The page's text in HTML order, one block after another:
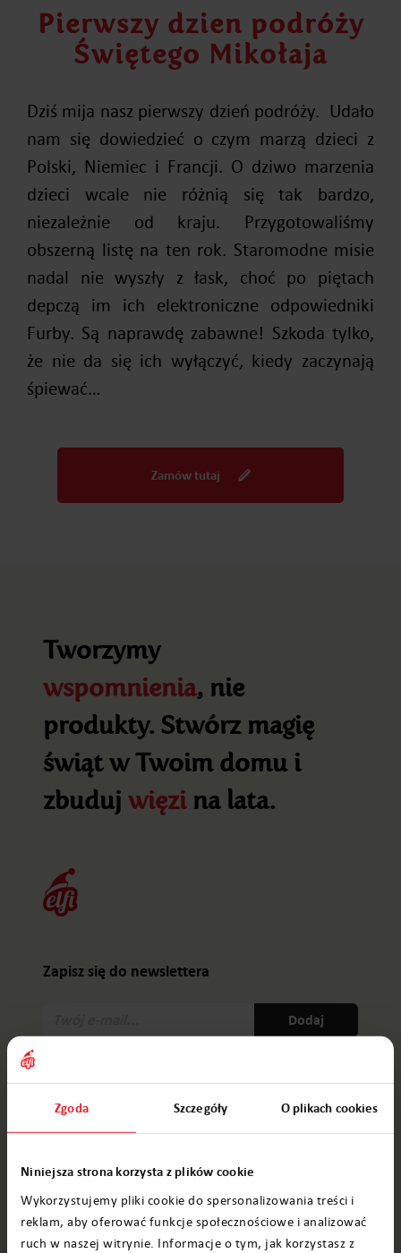
Zgoda Szczegóły O plikach cookies
Niniejsza strona korzysta z plików cookie
Wykorzystujemy pliki cookie do spersonalizowania treści i
reklam, aby oferować funkcje społecznościowe i analizować
ruch w naszej witrynie. Informacje o tym, jak korzystasz z
Pierwszy dzien podróży
Świętego Mikołaja
Dziś mija nasz pierwszy dzień podróży. Udało
nam się dowiedzieć o czym marzą dzieci z
Polski, Niemiec i Francji. O dziwo marzenia
dzieci wcale nie różnią się tak bardzo,
niezależnie od kraju. Przygotowaliśmy
obszerną listę na ten rok. Staromodne misie
nadal nie wyszły z łask, choć po piętach
depczą im ich elektroniczne odpowiedniki
Furby. Są naprawdę zabawne! Szkoda tylko,
że nie da się ich wyłączyć, kiedy zaczynają
śpiewać…
Zamów tutaj
Tworzymy
wspomnienia, nie
produkty. Stwórz magię
świąt w Twoim domu i
zbuduj więzina lata.
Zapisz się do newslettera
Dodaj
List od Mikołaja
Film od Mikołaja